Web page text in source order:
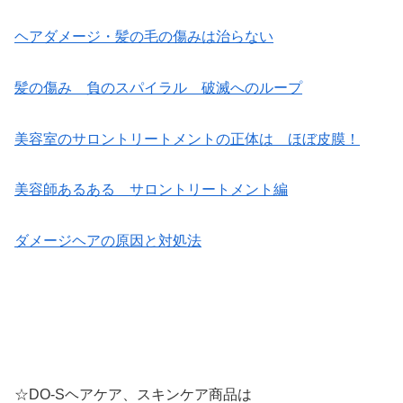
ヘアダメージ・髪の毛の傷みは治らない
髪の傷み 負のスパイラル 破滅へのループ
美容室のサロントリートメントの正体は ほぼ皮膜！
美容師あるある サロントリートメント編
ダメージヘアの原因と対処法
☆DO-Sヘアケア、スキンケア商品は